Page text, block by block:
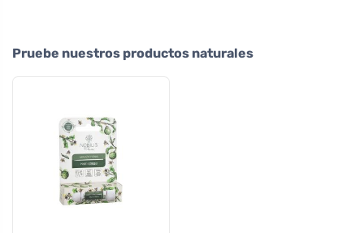
Pruebe nuestros productos naturales